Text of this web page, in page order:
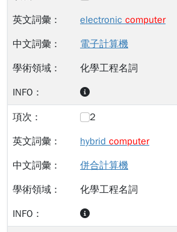
electronic computer
電子計算機
化學工程名詞
2
hybrid computer
併合計算機
化學工程名詞